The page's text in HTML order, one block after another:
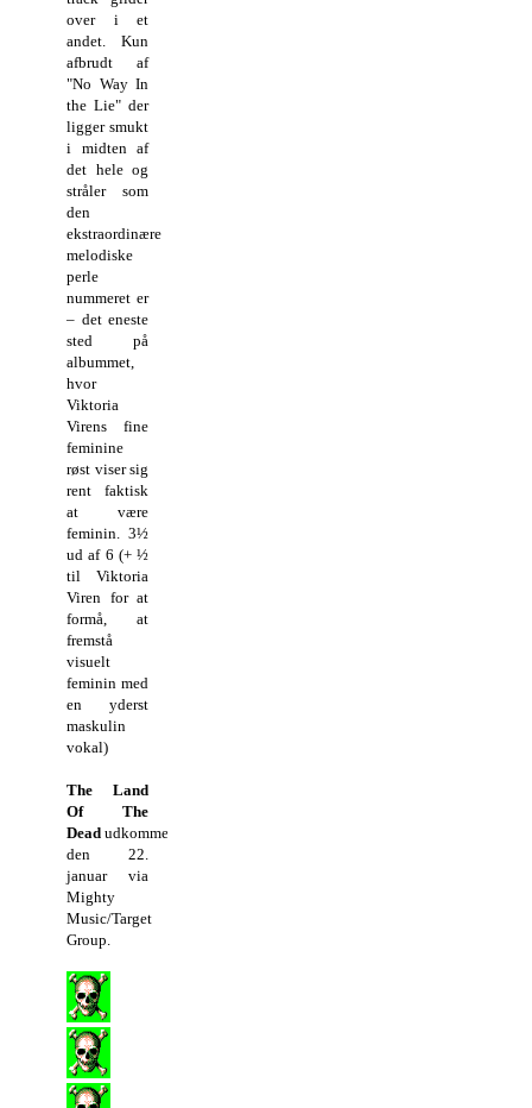
over i et
andet. Kun
afbrudt af
"No Way In
the Lie" der
ligger smukt
i midten af
det hele og
stråler som
den
ekstraordinære
melodiske
perle
nummeret er
– det eneste
sted på
albummet,
hvor
Viktoria
Virens fine
feminine
røst viser sig
rent faktisk
at være
feminin. 3½
ud af 6 (+ ½
til Viktoria
Viren for at
formå, at
fremstå
visuelt
feminin med
en yderst
maskulin
vokal)
The Land
Of The
Dead udkommer
den 22.
januar via
Mighty
Music/Target
Group.